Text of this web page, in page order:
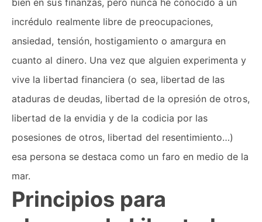
bien en sus finanzas, pero nunca he conocido a un
incrédulo realmente libre de preocupaciones,
ansiedad, tensión, hostigamiento o amargura en
cuanto al dinero. Una vez que alguien experimenta y
vive la libertad financiera (o sea, libertad de las
ataduras de deudas, libertad de la opresión de otros,
libertad de la envidia y de la codicia por las
posesiones de otros, libertad del resentimiento…)
esa persona se destaca como un faro en medio de la
mar.
Principios para